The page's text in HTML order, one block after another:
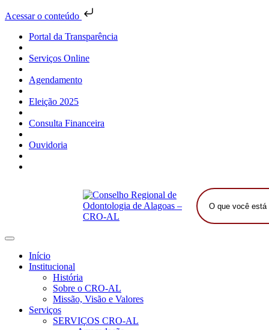
Acessar o conteúdo
Portal da Transparência
Serviços Online
Agendamento
Eleição 2025
Consulta Financeira
Ouvidoria
O
que
Início
Institucional
História
Sobre o CRO-AL
Missão, Visão e Valores
Serviços
SERVIÇOS CRO-AL